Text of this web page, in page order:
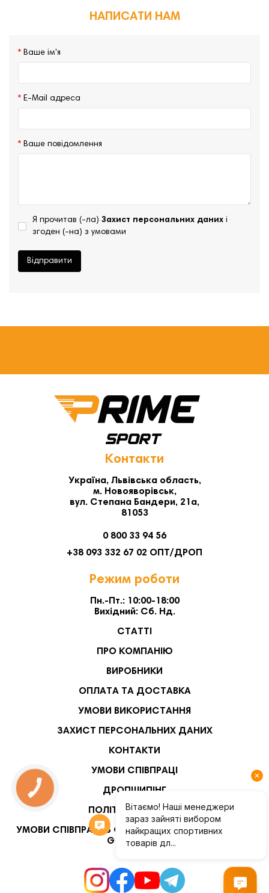
НАПИСАТИ НАМ
Ваше ім'я
E-Mail адреса
Ваше повідомлення
Я прочитав (-ла) Захист персональних даних і
згоден (-на) з умовами
Відправити
Контакти
Україна, Львівська область,
м. Новояворівськ,
вул. Степана Бандери, 21а,
81053
0 800 33 94 56
+38 093 332 67 02 ОПТ/ДРОП
Режим роботи
Пн.-Пт.: 10:00-18:00
Вихідний: Сб. Нд.
СТАТТІ
ПРО КОМПАНІЮ
ВИРОБНИКИ
ОПЛАТА ТА ДОСТАВКА
УМОВИ ВИКОРИСТАННЯ
ЗАХИСТ ПЕРСОНАЛЬНИХ ДАНИХ
КОНТАКТИ
УМОВИ СПІВПРАЦІ
ДРОПШИПІНГ
ПОЛІТИКА БЕЗПЕКИ
УМОВИ СПІВПРАЦІ З ФІТНЕС-ТРЕНЕРАМИ ТА USER-
GENERATED
КНОПКА
ЗВ'ЯЗКУ